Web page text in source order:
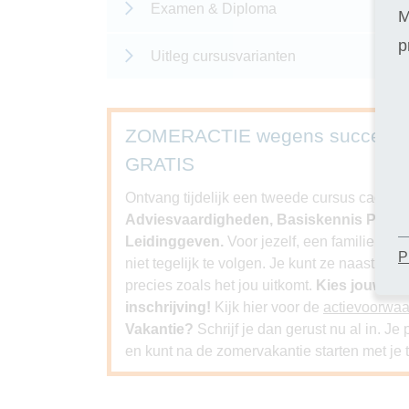
Examen & Diploma
Uitleg cursusvarianten
ZOMERACTIE wegens succes
GRATIS
Ontvang tijdelijk een tweede cursus
Adviesvaardigheden, Basiskennis
Leidinggeven. Voor jezelf, een familielid,
niet tegelijk te volgen. Je kunt ze naast
precies zoals het jou uitkomt. Kies jouw
inschrijving! Kijk hier voor de
Vakantie? Schrijf je dan gerust nu al in. Je
en kunt na de zomervakantie starten met je